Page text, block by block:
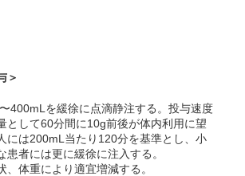
＞
400mLを緩徐に点滴静注する。投与速度
として60分間に10g前後が体内利用に望
には200mL当たり120分を基準とし、小
患者には更に緩徐に注入する。
、体重により適宜増減する。